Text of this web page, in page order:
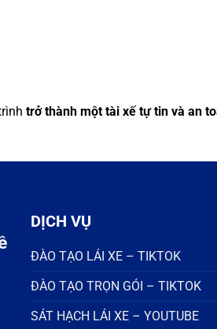
trở thành một tài xế tự tin và an
DỊCH VỤ
ĐÀO TẠO LÁI XE – TIKTOK
ĐÀO TẠO TRỌN GÓI – TIKTOK
SÁT HẠCH LÁI XE – YOUTUBE